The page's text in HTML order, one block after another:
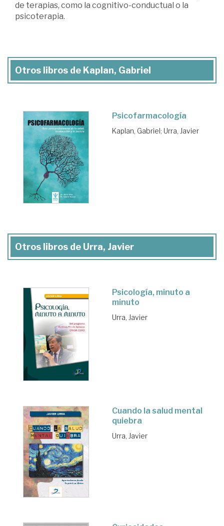
de terapias, como la cognitivo-conductual o la
psicoterapia.
Otros libros de Kaplan, Gabriel
Psicofarmacología
Kaplan, Gabriel; Urra, Javier
Otros libros de Urra, Javier
Psicología, minuto a
minuto
Urra, Javier
Cuando la salud mental
quiebra
Urra, Javier